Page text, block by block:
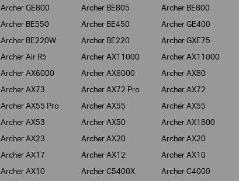
Для операторов связи
Archer GE800 Archer BE805 Archer BE800
Archer BE550
Archer BE450 Archer GE400
Archer BE220W
Archer BE220 Archer GXE75
Archer Air R5
Archer AX11000 Archer AX11000
Archer AX6000
Archer AX6000 Archer AX80
Archer AX73
Archer AX72 Pro Archer AX72
Archer AX55 Pro
Archer AX55 Archer AX55
Archer AX53
Archer AX50 Archer AX1800
Archer AX23
Archer AX20 Archer AX20
Archer AX17
Archer AX12 Archer AX10
Archer AX10
Archer C5400X Archer C4000